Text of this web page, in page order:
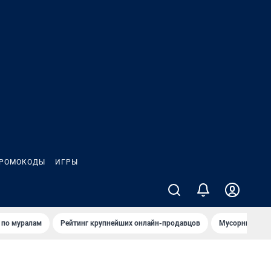
ИГРЫ
по мурaлaм Рейтинг крупнейших онлайн-продавцов Мусорный